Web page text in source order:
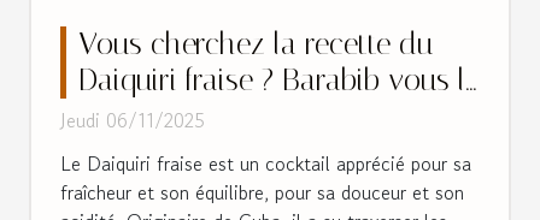
Vous cherchez la recette du
Daiquiri fraise ? Barabib vous le
livre prêt à consommer !
Jeudi 06/11/2025
Le Daiquiri fraise est un cocktail apprécié pour sa
fraîcheur et son équilibre, pour sa douceur et son